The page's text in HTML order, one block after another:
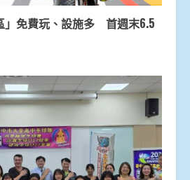
」免費玩、設施多 首週末6.5